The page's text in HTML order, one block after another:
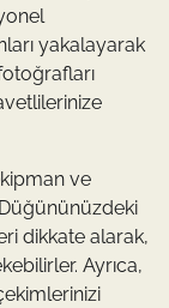
yakalayarak
ve
dikkate alarak,
Ayrıca,